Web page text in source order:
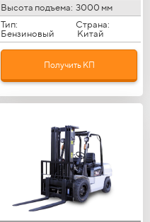
Высота подъема: 3000 мм
Тип:
Бензиновый
Страна:
Китай
Получить КП